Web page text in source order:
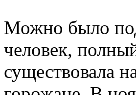
Можно было
человек,
существовала